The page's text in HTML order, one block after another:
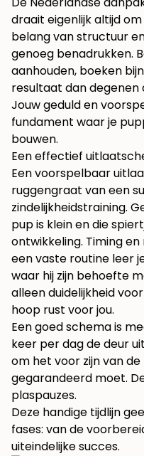
draait eigenlijk altijd
belang van structuur
genoeg benadrukken.
aanhouden, boeken
resultaat dan
Jouw geduld en
fundament waar je
bouwen.
Een effectief
Een voorspelbaar
ruggengraat van een
zindelijkheidstraining.
pup is klein en die
ontwikkeling. Timing
een vaste routine leer
waar hij zijn behoefte
alleen duidelijkheid
hoop rust voor jou.
Een goed schema is
keer per dag de deur
om het voor zijn van
gegarandeerd moet.
plaspauzes.
Deze handige tijdlijn
fases: van de
uiteindelijke succes.